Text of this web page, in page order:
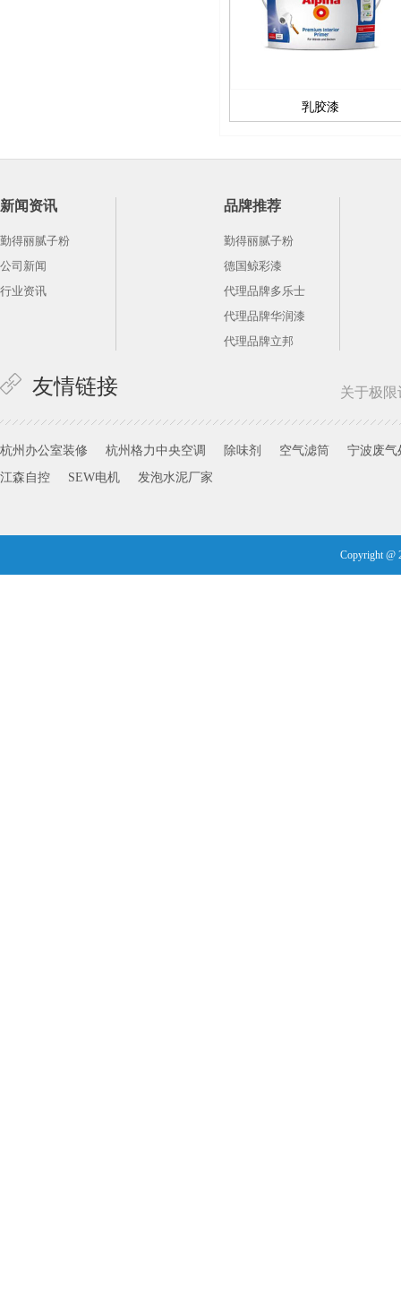
乳胶漆
友情链接
品牌推荐
勤得丽腻子粉
德国鲸彩漆
代理品牌多乐士
代理品牌华润漆
代理品牌立邦
新闻资讯
勤得丽腻子粉
公司新闻
行业资讯
杭州办公室装修 杭州格力中央空调 除味剂 空气滤筒
宁波废气
江森自控
SEW电机 发泡水泥厂家
关于极
Copyright @